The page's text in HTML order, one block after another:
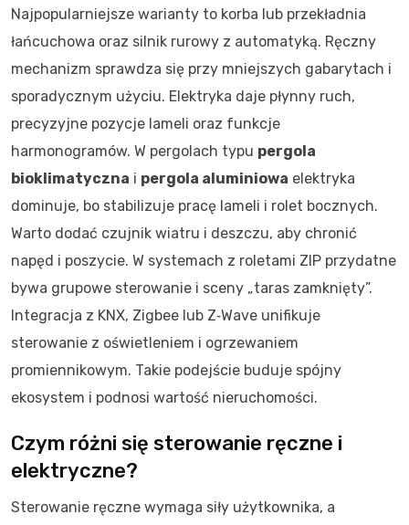
Najpopularniejsze warianty to korba lub przekładnia
łańcuchowa oraz silnik rurowy z automatyką. Ręczny
mechanizm sprawdza się przy mniejszych gabarytach i
sporadycznym użyciu. Elektryka daje płynny ruch,
precyzyjne pozycje lameli oraz funkcje
harmonogramów. W pergolach typu pergola
bioklimatyczna i pergola aluminiowa elektryka
dominuje, bo stabilizuje pracę lameli i rolet bocznych.
Warto dodać czujnik wiatru i deszczu, aby chronić
napęd i poszycie. W systemach z roletami ZIP przydatne
bywa grupowe sterowanie i sceny „taras zamknięty”.
Integracja z KNX, Zigbee lub Z‑Wave unifikuje
sterowanie z oświetleniem i ogrzewaniem
promiennikowym. Takie podejście buduje spójny
ekosystem i podnosi wartość nieruchomości.
Czym różni się sterowanie ręczne i
elektryczne?
Sterowanie ręczne wymaga siły użytkownika, a